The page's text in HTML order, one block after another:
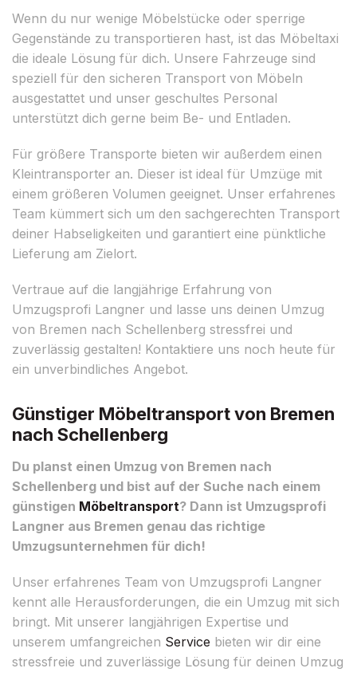
Wenn du nur wenige Möbelstücke oder sperrige
Gegenstände zu transportieren hast, ist das Möbeltaxi
die ideale Lösung für dich. Unsere Fahrzeuge sind
speziell für den sicheren Transport von Möbeln
ausgestattet und unser geschultes Personal
unterstützt dich gerne beim Be- und Entladen.
Für größere Transporte bieten wir außerdem einen
Kleintransporter an. Dieser ist ideal für Umzüge mit
einem größeren Volumen geeignet. Unser erfahrenes
Team kümmert sich um den sachgerechten Transport
deiner Habseligkeiten und garantiert eine pünktliche
Lieferung am Zielort.
Vertraue auf die langjährige Erfahrung von
Umzugsprofi Langner und lasse uns deinen Umzug
von Bremen nach Schellenberg stressfrei und
zuverlässig gestalten! Kontaktiere uns noch heute für
ein unverbindliches Angebot.
Günstiger Möbeltransport von Bremen
nach Schellenberg
Du planst einen Umzug von Bremen nach
Schellenberg und bist auf der Suche nach einem
günstigen Möbeltransport? Dann ist Umzugsprofi
Langner aus Bremen genau das richtige
Umzugsunternehmen für dich!
Unser erfahrenes Team von Umzugsprofi Langner
kennt alle Herausforderungen, die ein Umzug mit sich
bringt. Mit unserer langjährigen Expertise und
unserem umfangreichen Service bieten wir dir eine
stressfreie und zuverlässige Lösung für deinen Umzug